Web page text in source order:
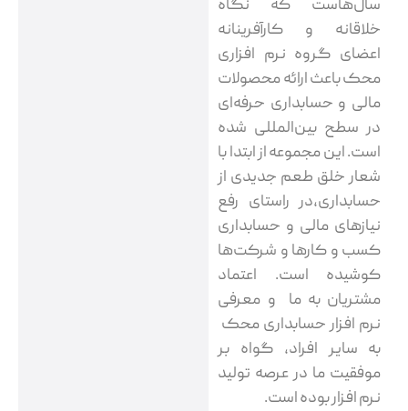
سال‌هاست که نگاه
خلاقانه و کارآفرینانه
اعضای گروه نرم افزاری
محک باعث ارائه محصولات
مالی و حسابداری حرفه‌ای
در سطح بین‌المللی شده
است. این مجموعه از ابتدا با
شعار خلق طعم جدیدی از
حسابداری،در راستای رفع
نیازهای مالی و حسابداری
کسب و کارها و شرکت‌ها
کوشیده است. اعتماد
مشتریان به ما و معرفی
نرم افزار حسابداری‌ محک
به سایر افراد، گواه بر
موفقیت ما در عرصه تولید
نرم افزار بوده است.